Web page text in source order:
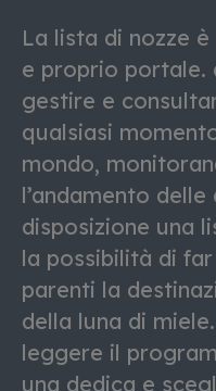
La lista di nozze
e proprio portale.
gestire e
qualsiasi
mondo,
l’andamento
disposizione una
la possibilità di
parenti la
della luna di
leggere il
una dedica e